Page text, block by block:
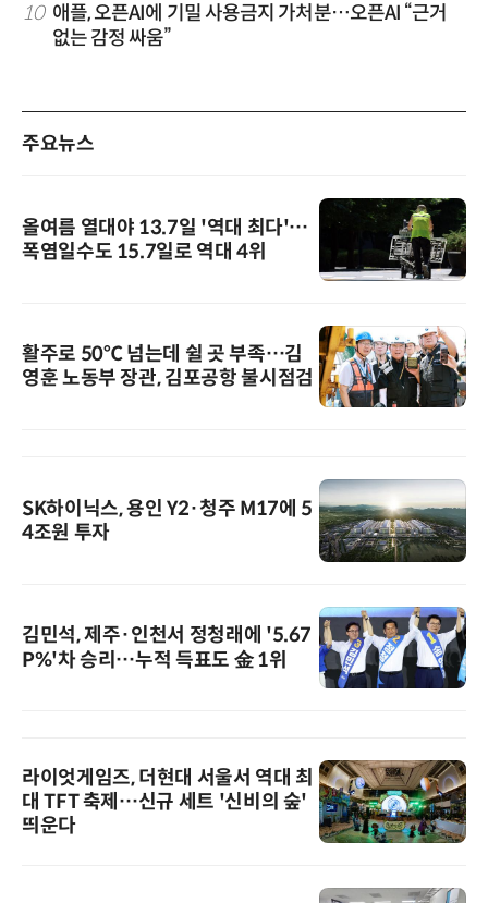
10 애플, 오픈AI에 기밀 사용금지 가처분…오픈AI “근거
없는 감정 싸움”
주요뉴스
올여름 열대야 13.7일 '역대 최다'…
폭염일수도 15.7일로 역대 4위
활주로 50℃ 넘는데 쉴 곳 부족…김
영훈 노동부 장관, 김포공항 불시점검
SK하이닉스, 용인 Y2·청주 M17에 5
4조원 투자
김민석, 제주·인천서 정청래에 '5.67
P%'차 승리…누적 득표도 金 1위
라이엇게임즈, 더현대 서울서 역대 최
대 TFT 축제…신규 세트 '신비의 숲'
띄운다